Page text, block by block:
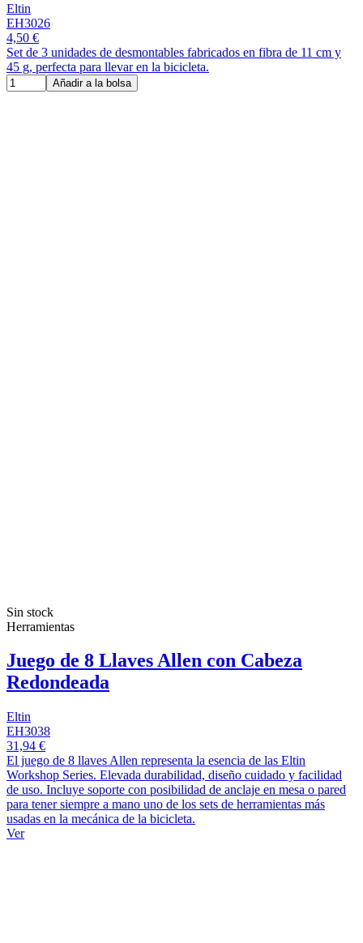
Eltin
EH3026
4,50 €
Set de 3 unidades de desmontables fabricados en fibra de 11 cm y
45 g, perfecta para llevar en la bicicleta.
Añadir a la bolsa
Sin stock
Herramientas
Juego de 8 Llaves Allen con Cabeza
Redondeada
Eltin
EH3038
31,94 €
El juego de 8 llaves Allen representa la esencia de las Eltin
Workshop Series. Elevada durabilidad, diseño cuidado y facilidad
de uso. Incluye soporte con posibilidad de anclaje en mesa o pared
para tener siempre a mano uno de los sets de herramientas más
usadas en la mecánica de la bicicleta.
Ver